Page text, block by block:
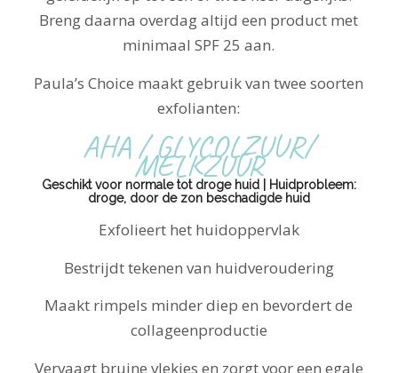
Breng daarna overdag altijd een product met
minimaal SPF 25 aan.
Paula’s Choice maakt gebruik van twee soorten
exfolianten:
AHA / GLYCOLZUUR/
MELKZUUR
Geschikt voor normale tot droge huid | Huidprobleem:
droge, door de zon beschadigde huid
Exfolieert het huidoppervlak
Bestrijdt tekenen van huidveroudering
Maakt rimpels minder diep en bevordert de
collageenproductie
Vervaagt bruine vlekjes en zorgt voor een egale